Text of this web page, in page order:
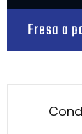
Fresa a